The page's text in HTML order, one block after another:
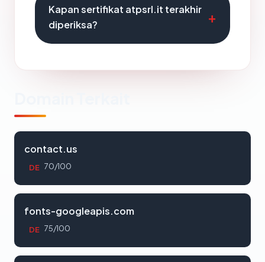
Kapan sertifikat atpsrl.it terakhir
diperiksa?
contact.us
DE 70/100
fonts-googleapis.com
DE 75/100